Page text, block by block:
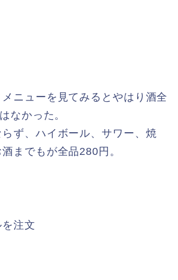
ニューを見てみるとやはり酒全
なかった。
ず、ハイボール、サワー、焼
までもが全品280円。
注文